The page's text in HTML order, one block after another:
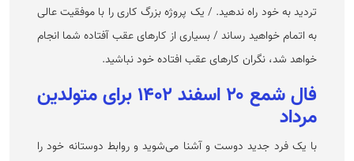
تردید به خود راه ندهید. / یک پروژه بزرگ کاری را با موفقیت عالی
به اتمام خواهید رساند / بسیاری از کار‌های عقب آفتاده شما انجام
خواهد شد، نگران کار‌های عقب افتاده خود نباشید.
فال شمع ۲۰ اسفند ۱۴۰۲ برای متولدین
مرداد
با یک فرد جدید دوست و آشنا می‌شوید و روابط دوستانه خود را